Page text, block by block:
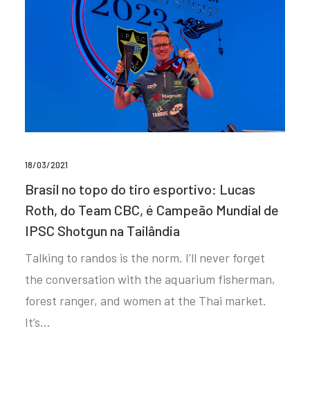
18/03/2021
Brasil no topo do tiro esportivo: Lucas
Roth, do Team CBC, é Campeão Mundial de
IPSC Shotgun na Tailândia
Talking to randos is the norm. I’ll never forget
the conversation with the aquarium fisherman,
forest ranger, and women at the Thai market.
It’s…